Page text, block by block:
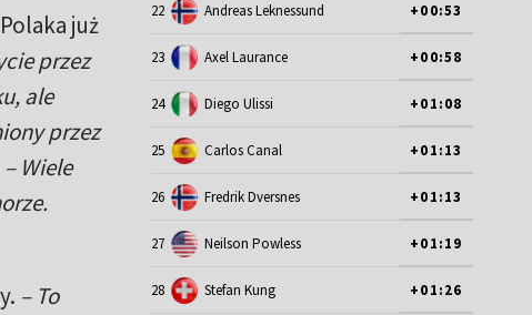
już
przez
ale
przez
– Wiele
– To
22 Andreas Leknessund +00:53
23 Axel Laurance +00:58
24 Diego Ulissi +01:08
25 Carlos Canal +01:13
26 Fredrik Dversnes +01:13
27 Neilson Powless +01:19
28 Stefan Kung +01:26